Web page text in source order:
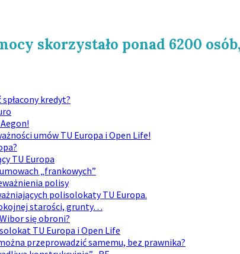
skorzystało ponad 6200
kredyt?
umów TU Europa i Open Life!
TU Europa
„frankowych”
polisy
polisolokaty TU Europa.
starości, grunty…
się obroni?
TU Europa i Open Life
przeprowadzić samemu, bez prawnika?